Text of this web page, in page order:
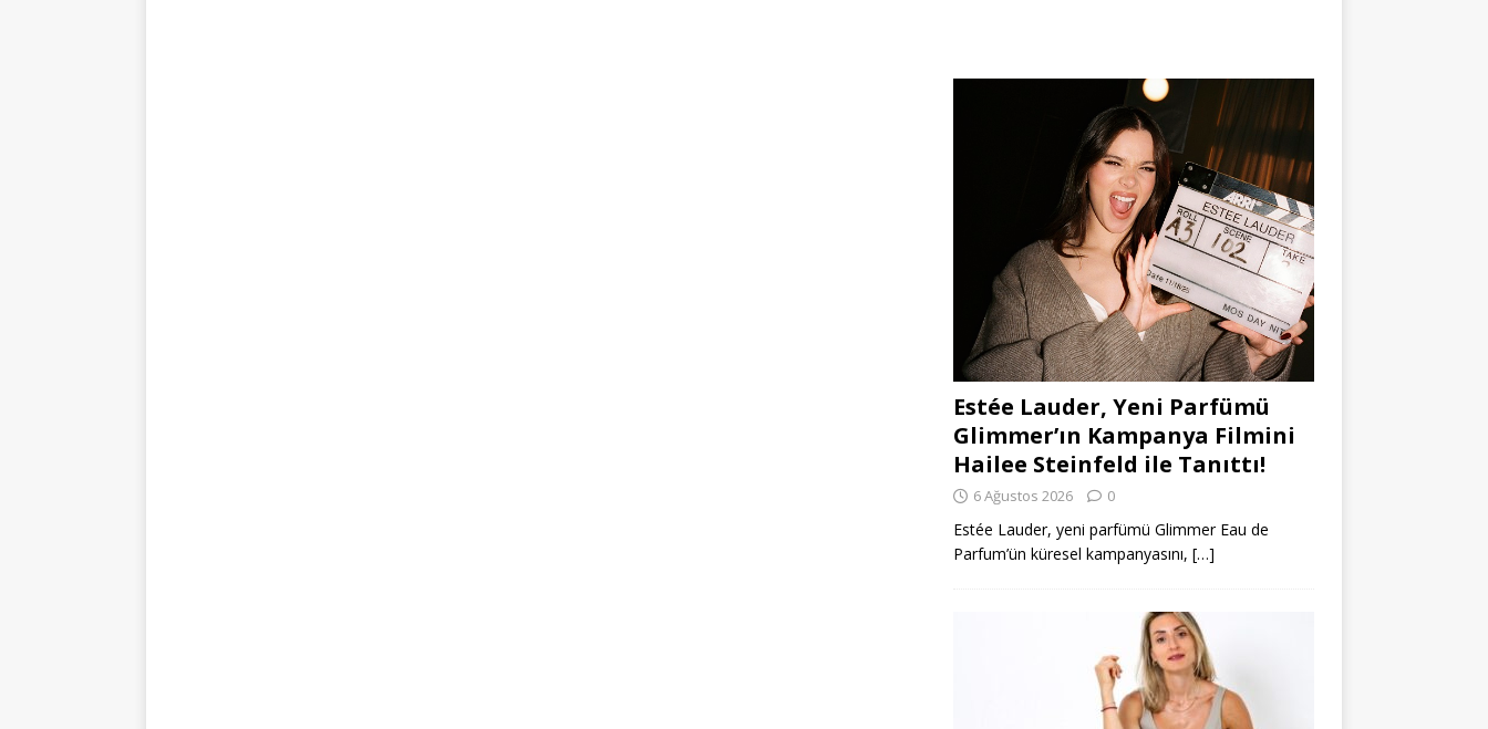
Estée Lauder, Yeni Parfümü
Glimmer’ın Kampanya Filmini
Hailee Steinfeld ile Tanıttı!
6 Ağustos 2026 0
Estée Lauder, yeni parfümü Glimmer Eau de
Parfum’ün küresel kampanyasını, […]